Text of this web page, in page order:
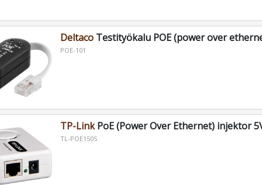
DeltacoTestityökalu POE (power over
POE-101
TP-LinkPoE (Power Over Ethernet) injektor
TL-POE150S